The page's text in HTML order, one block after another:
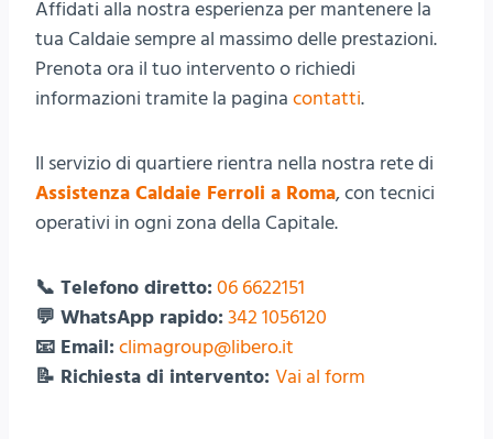
Affidati alla nostra esperienza per mantenere la
tua Caldaie sempre al massimo delle prestazioni.
Prenota ora il tuo intervento o richiedi
informazioni tramite la pagina contatti.
Il servizio di quartiere rientra nella nostra rete di
Assistenza Caldaie Ferroli a Roma, con tecnici
operativi in ogni zona della Capitale.
📞 Telefono diretto: 06 6622151
💬 WhatsApp rapido: 342 1056120
📧 Email: climagroup@libero.it
📝 Richiesta di intervento: Vai al form